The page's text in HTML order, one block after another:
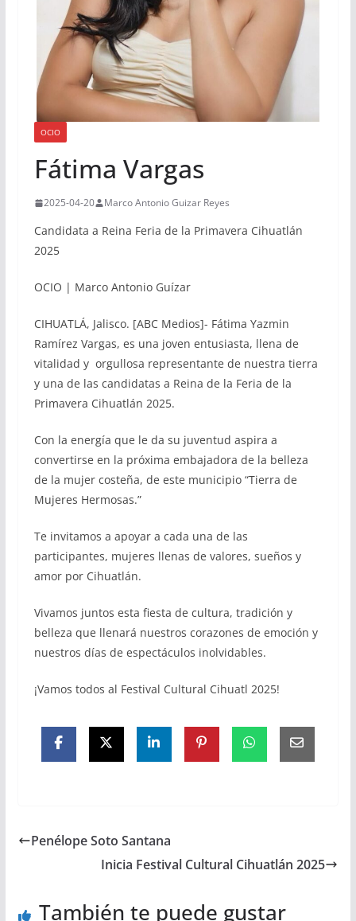
OCIO
Fátima Vargas
2025-04-20 Marco Antonio Guizar Reyes
Candidata a Reina Feria de la Primavera Cihuatlán
2025
OCIO | Marco Antonio Guízar
CIHUATLÁ, Jalisco. [ABC Medios]- Fátima Yazmin
Ramírez Vargas, es una joven entusiasta, llena de
vitalidad y orgullosa representante de nuestra tierra
y una de las candidatas a Reina de la Feria de la
Primavera Cihuatlán 2025.
Con la energía que le da su juventud aspira a
convertirse en la próxima embajadora de la belleza
de la mujer costeña, de este municipio “Tierra de
Mujeres Hermosas.”
Te invitamos a apoyar a cada una de las
participantes, mujeres llenas de valores, sueños y
amor por Cihuatlán.
Vivamos juntos esta fiesta de cultura, tradición y
belleza que llenará nuestros corazones de emoción y
nuestros días de espectáculos inolvidables.
¡Vamos todos al Festival Cultural Cihuatl 2025!
Penélope Soto Santana
Inicia Festival Cultural Cihuatlán 2025
También te puede gustar